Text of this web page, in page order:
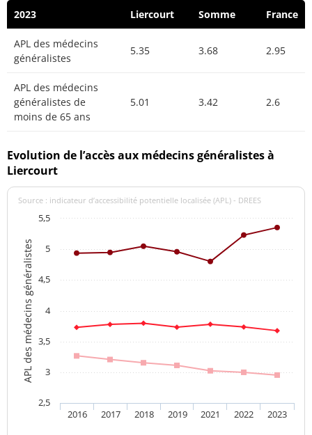
2023 Liercourt Somme France
APL des médecins
généralistes
5.35 3.68 2.95
APL des médecins
généralistes de
moins de 65 ans
5.01 3.42 2.6
Evolution de l’accès aux médecins généralistes à
Liercourt
APL des médecins généralistes
Source : indicateur d’accessibilité potentielle localisée (APL) - DREES
2016 2017 2018 2019 2021 2022 2023
2,5
3
3,5
4
4,5
5
5,5